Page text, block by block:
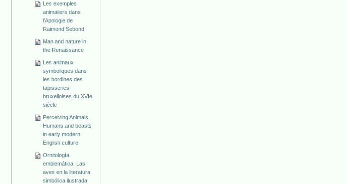
Les exemples
animaliers dans
l'Apologie de
Raimond Sebond
Man and nature in
the Renaissance
Les animaux
symboliques dans
les bordines des
tapisseries
bruxelloises du XVIe
siècle
Perceiving Animals.
Humans and beasts
in early modern
English culture
Ornitología
emblemática. Las
aves en la literatura
simbólica ilustrada